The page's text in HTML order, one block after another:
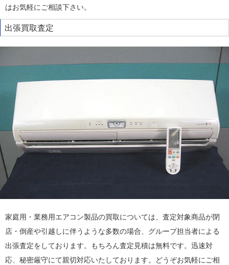
はお気軽にご相談下さい。
出張買取査定
家庭用・業務用エアコン製品の買取については、査定対象商品が閉
店・倒産や引越しに伴うような多数の場合、グループ担当者による
出張査定をしております。もちろん査定見積は無料です。迅速対
応、秘密厳守にて親切対応いたしております。どうぞお気軽にご相